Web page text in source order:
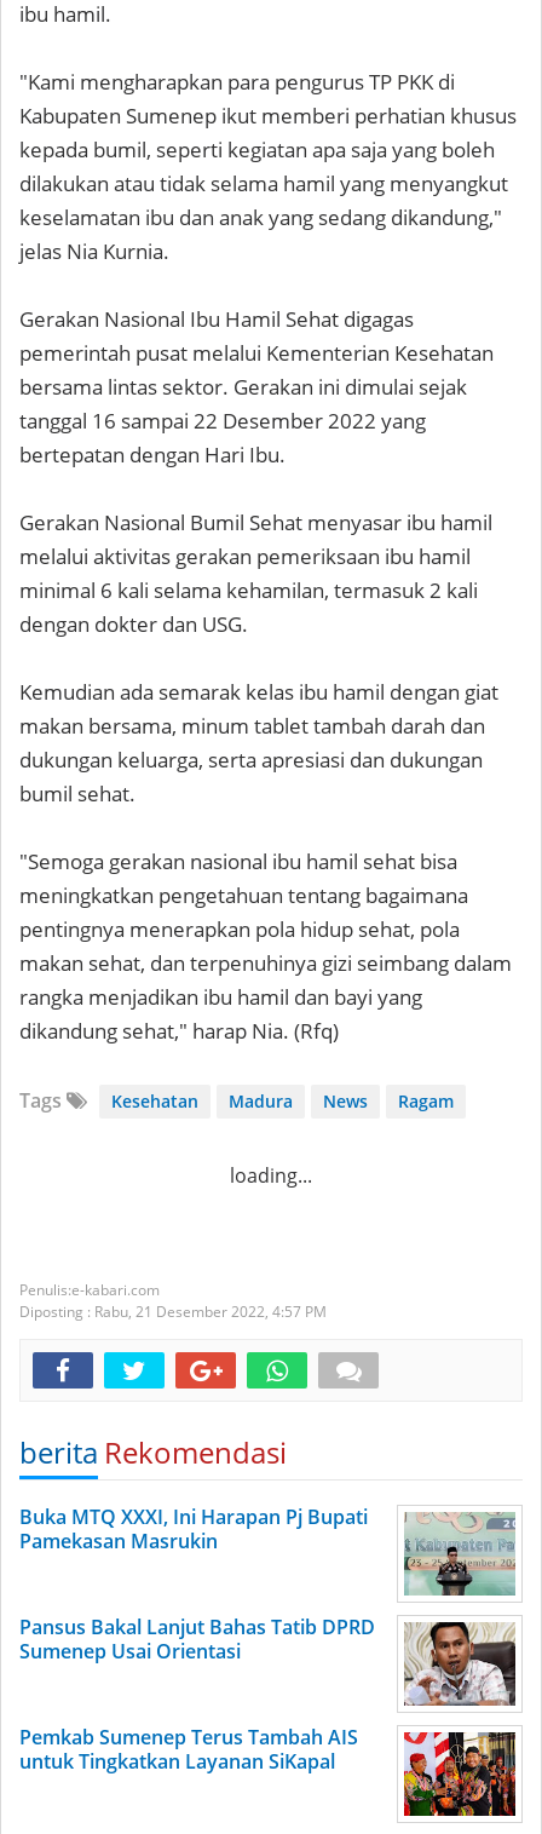
ibu hamil.
"Kami mengharapkan para pengurus TP PKK di
Kabupaten Sumenep ikut memberi perhatian khusus
kepada bumil, seperti kegiatan apa saja yang boleh
dilakukan atau tidak selama hamil yang menyangkut
keselamatan ibu dan anak yang sedang dikandung,"
jelas Nia Kurnia.
Gerakan Nasional Ibu Hamil Sehat digagas
pemerintah pusat melalui Kementerian Kesehatan
bersama lintas sektor. Gerakan ini dimulai sejak
tanggal 16 sampai 22 Desember 2022 yang
bertepatan dengan Hari Ibu.
Gerakan Nasional Bumil Sehat menyasar ibu hamil
melalui aktivitas gerakan pemeriksaan ibu hamil
minimal 6 kali selama kehamilan, termasuk 2 kali
dengan dokter dan USG.
Kemudian ada semarak kelas ibu hamil dengan giat
makan bersama, minum tablet tambah darah dan
dukungan keluarga, serta apresiasi dan dukungan
bumil sehat.
"Semoga gerakan nasional ibu hamil sehat bisa
meningkatkan pengetahuan tentang bagaimana
pentingnya menerapkan pola hidup sehat, pola
makan sehat, dan terpenuhinya gizi seimbang dalam
rangka menjadikan ibu hamil dan bayi yang
dikandung sehat," harap Nia. (Rfq)
Tags Kesehatan Madura News Ragam
loading...
e-kabari.com
Diposting : Rabu, 21 Desember 2022, 4:57 PM
berita Rekomendasi
Buka MTQ XXXI, Ini Harapan Pj Bupati
Pamekasan Masrukin
Pansus Bakal Lanjut Bahas Tatib DPRD
Sumenep Usai Orientasi
Pemkab Sumenep Terus Tambah AIS
untuk Tingkatkan Layanan SiKapal